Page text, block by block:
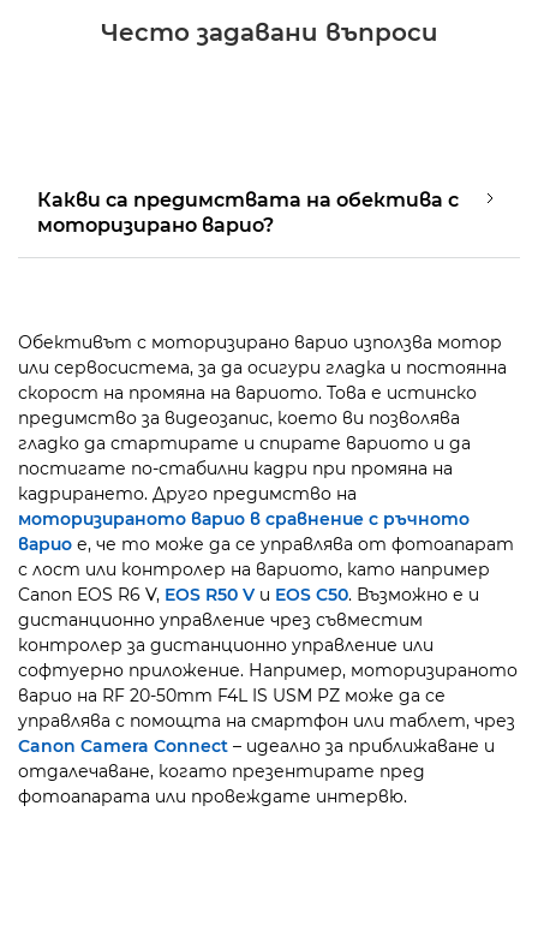
Често задавани въпроси
Какви са предимствата на обектива с
моторизирано варио?
Обективът с моторизирано варио използва мотор
или сервосистема, за да осигури гладка и постоянна
скорост на промяна на вариото. Това е истинско
предимство за видеозапис, което ви позволява
гладко да стартирате и спирате вариото и да
постигате по-стабилни кадри при промяна на
кадрирането. Друго предимство на
моторизираното варио в сравнение с ръчното
варио е, че то може да се управлява от фотоапарат
с лост или контролер на вариото, като например
Canon EOS R6 V, EOS R50 V и EOS C50. Възможно е и
дистанционно управление чрез съвместим
контролер за дистанционно управление или
софтуерно приложение. Например, моторизираното
варио на RF 20-50mm F4L IS USM PZ може да се
управлява с помощта на смартфон или таблет, чрез
Canon Camera Connect – идеално за приближаване и
отдалечаване, когато презентирате пред
фотоапарата или провеждате интервю.